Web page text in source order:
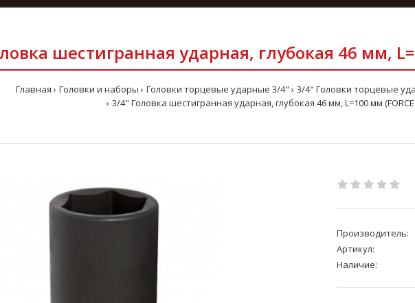
шестигранная ударная, глубокая 46 мм,
Главная Головки и наборы Головки торцевые ударные 3/4"
3/4" Головки торцевые
3/4" Головка шестигранная ударная, глубокая 46 мм, L=100 мм (FORCE
Производитель:
Артикул:
Наличие: